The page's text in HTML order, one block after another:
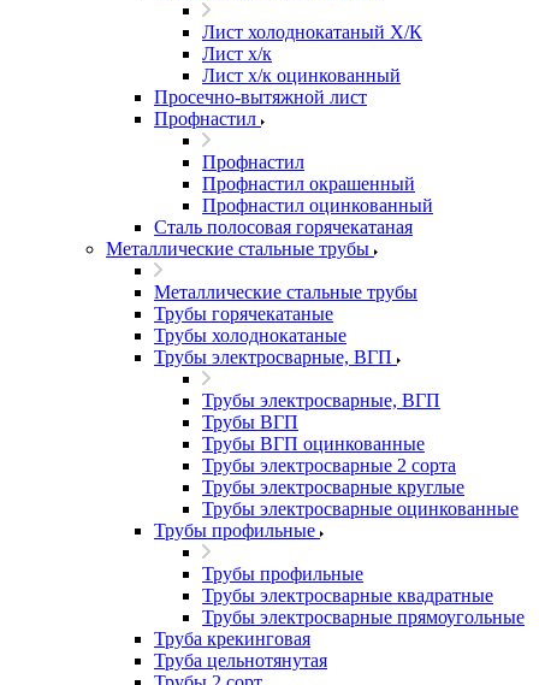
Лист холоднокатаный Х/К
Лист х/к
Лист х/к оцинкованный
Просечно-вытяжной лист
Профнастил
Профнастил
Профнастил окрашенный
Профнастил оцинкованный
Сталь полосовая горячекатаная
Металлические стальные трубы
Металлические стальные трубы
Трубы горячекатаные
Трубы холоднокатаные
Трубы электросварные, ВГП
Трубы электросварные, ВГП
Трубы ВГП
Трубы ВГП оцинкованные
Трубы электросварные 2 сорта
Трубы электросварные круглые
Трубы электросварные оцинкованные
Трубы профильные
Трубы профильные
Трубы электросварные квадратные
Трубы электросварные прямоугольные
Труба крекинговая
Труба цельнотянутая